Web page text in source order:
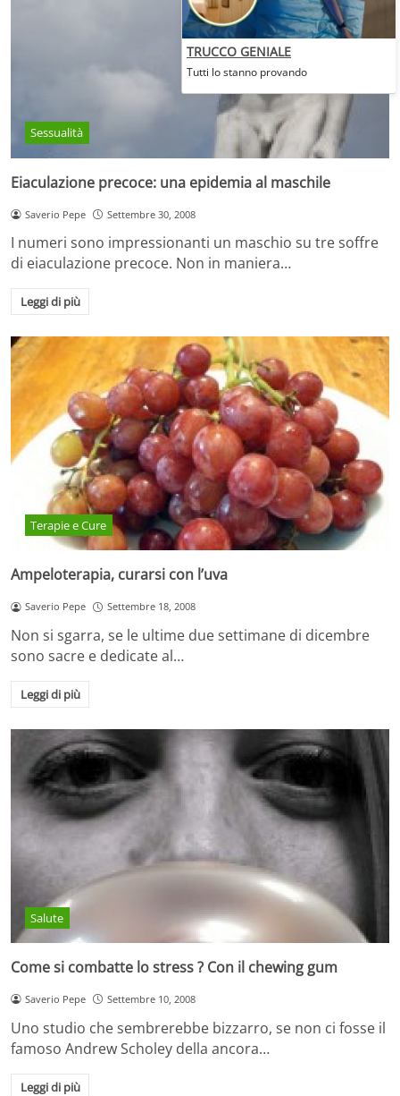
Sessualità
Eiaculazione precoce: una epidemia al maschile
Saverio Pepe Settembre 30, 2008
I numeri sono impressionanti un maschio su tre soffre
di eiaculazione precoce. Non in maniera…
Leggi di più
Terapie e Cure
Ampeloterapia, curarsi con l’uva
Saverio Pepe Settembre 18, 2008
Non si sgarra, se le ultime due settimane di dicembre
sono sacre e dedicate al…
Leggi di più
Salute
Come si combatte lo stress ? Con il chewing gum
Saverio Pepe Settembre 10, 2008
Uno studio che sembrerebbe bizzarro, se non ci fosse il
famoso Andrew Scholey della ancora…
Leggi di più
TRUCCO GENIALE
Tutti lo stanno provando